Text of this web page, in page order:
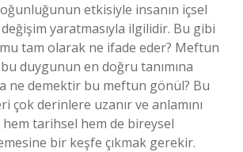
etkisiyle insanın içsel
yaratmasıyla ilgilidir. Bu gibi
tam olarak ne ifade eder? Meftun
duygunun en doğru tanımına
ne demektir bu meftun gönül? Bu
çok derinlere uzanır ve anlamını
tarihsel hem de bireysel
bir keşfe çıkmak gerekir.